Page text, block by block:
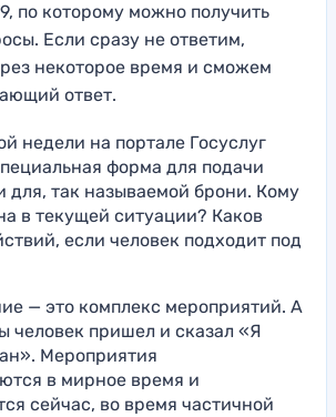
по которому можно получить
Если сразу не ответим,
некоторое время и сможем
ответ.
недели на портале Госуслуг
форма для подачи
для, так называемой брони. Кому
в текущей ситуации? Каков
если человек подходит под
— это комплекс мероприятий. А
человек пришел и сказал «Я
Мероприятия
в мирное время и
сейчас, во время частичной